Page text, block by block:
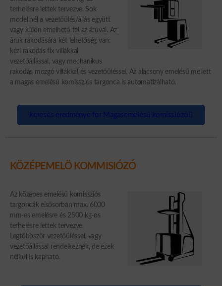
terhelésre lettek tervezve. Sok
modellnél a vezetőülés/állás együtt
vagy külön emelhető fel az áruval. Az
áruk rakodására két lehetőség van:
kézi rakodás fix villákkal
vezetőállással, vagy mechanikus
rakodás mozgó villákkal és vezetőüléssel. Az alacsony emelésű mellett
a magas emelésű komissziós targonca is automatizálható.
keresés eredménye for Magasemelésű komissiózó
KÖZÉPEMELÖ KOMMISIÓZÓ
Az közepes emelésű komissziós
targoncák elsősorban max. 6000
mm-es emelésre és 2500 kg-os
terhelésre lettek tervezve.
Legtöbbször vezetőüléssel, vagy
vezetőállással rendelkeznek, de ezek
nélkül is kapható.